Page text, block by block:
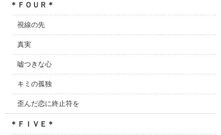
＊ＦＯＵＲ＊
視線の先
真実
嘘つきな心
キミの孤独
歪んだ恋に終止符を
＊ＦＩＶＥ＊